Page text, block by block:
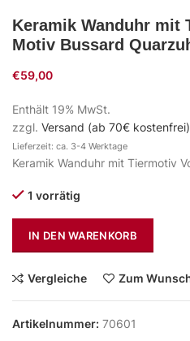
Keramik Wanduhr mit
Motiv Bussard
€59,00
Enthält 19% MwSt.
zzgl. Versand (ab 70€ kostenfrei)
Lieferzeit: ca. 3-4 Werktage
Keramik Wanduhr mit Tiermotiv
1 vorrätig
IN DEN WARENKORB
Vergleiche Zum
Artikelnummer: 70601